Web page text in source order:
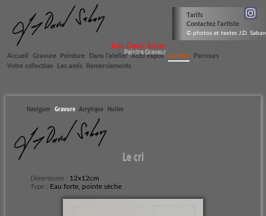
Jean David Saban
Peintre Graveur
Accueil Gravure Peinture Dans l’atelier Actu expos Galerie
Parcours
Votre collection
Les amis Remerciements
Tarifs
Contactez l'artiste
© photos et textes J.D. Saban
Naviguer Gravure Acrylique Huiles
Le cri
Dimensions : 12x12cm
Type : Eau forte, pointe sèche